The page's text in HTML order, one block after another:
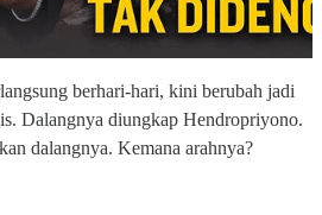
berhari-hari, kini berubah jadi
Dalangnya diungkap Hendropriyono.
dalangnya. Kemana arahnya?